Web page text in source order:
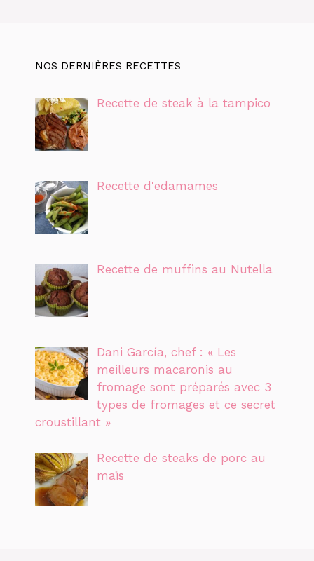
NOS DERNIÈRES RECETTES
Recette de steak à la tampico
Recette d'edamames
Recette de muffins au Nutella
Dani García, chef : « Les
meilleurs macaronis au
fromage sont préparés avec 3
types de fromages et ce secret
croustillant »
Recette de steaks de porc au
maïs